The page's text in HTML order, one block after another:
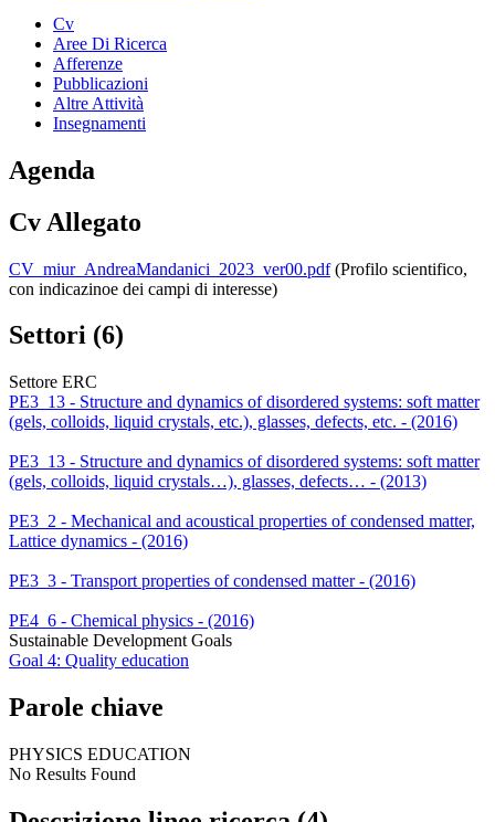
Cv
Aree Di Ricerca
Afferenze
Pubblicazioni
Altre Attività
Insegnamenti
Agenda
Cv Allegato
CV_miur_AndreaMandanici_2023_ver00.pdf(Profilo scientifico,
con indicazinoe dei campi di interesse)
Settori (6)
Settore ERC
PE3_13 - Structure and dynamics of disordered systems: soft matter
(gels, colloids, liquid crystals, etc.), glasses, defects, etc. - (2016)
PE3_13 - Structure and dynamics of disordered systems: soft matter
(gels, colloids, liquid crystals…), glasses, defects… - (2013)
PE3_2 - Mechanical and acoustical properties of condensed matter,
Lattice dynamics - (2016)
PE3_3 - Transport properties of condensed matter - (2016)
PE4_6 - Chemical physics - (2016)
Sustainable Development Goals
Goal 4: Quality education
Parole chiave
PHYSICS EDUCATION
No Results Found